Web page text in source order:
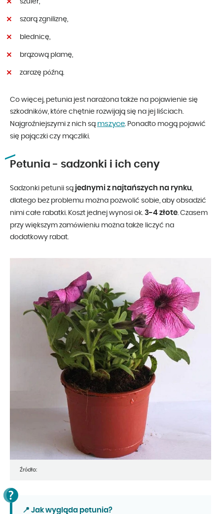
szarą zgniliznę,
blednicę,
brązową plamę,
zarazę późną.
Co więcej, petunia jest narażona także na pojawienie się
szkodników, które chętnie rozwijają się na jej liściach.
Najgroźniejszymi z nich są mszyce . Ponadto mogą pojawić
się pajączki czy mączliki.
Petunia - sadzonki i ich ceny
Sadzonki petunii są jednymi z najtańszych na rynku
dlatego bez problemu można pozwolić sobie, aby obsadzić
nimi całe rabatki. Koszt jednej wynosi ok. 3-4 złote . Czasem
przy większym zamówieniu można także liczyć na
dodatkowy rabat.
Źródło:
📍 Jak wygląda petunia?